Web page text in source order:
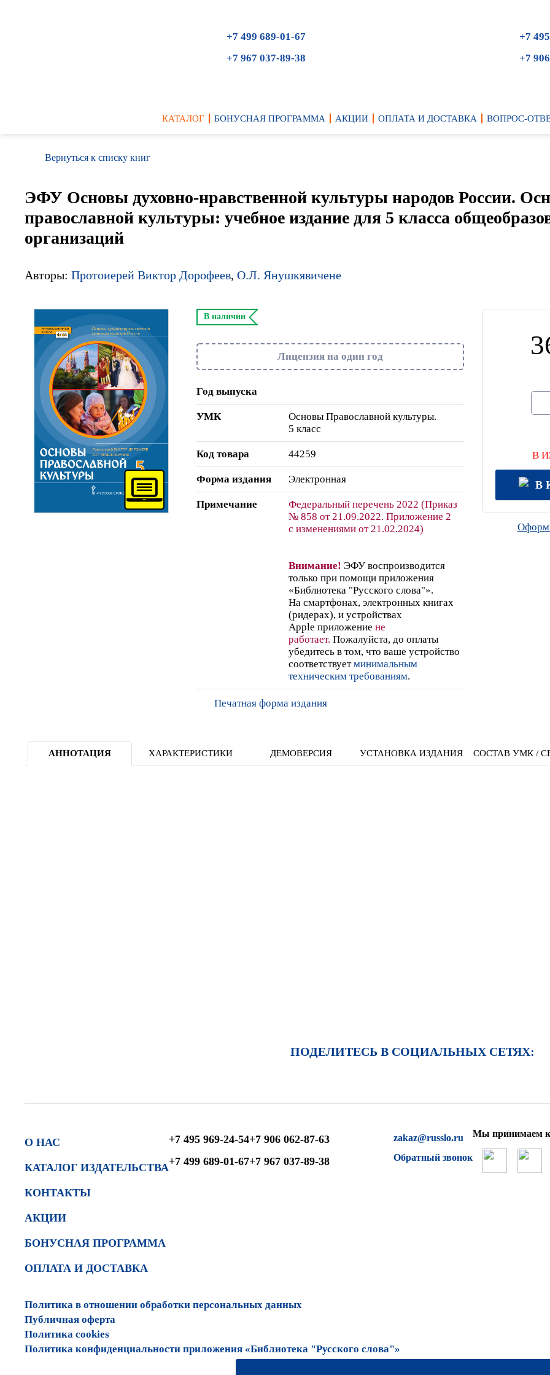
+7 499 689-01-67
+7 967 037-89-38
+7
+7
КАТАЛОГ БОНУСНАЯ ПРОГРАММА АКЦИИ ОПЛАТА И ДОСТАВКА ВОПРОС-
Вернуться к списку книг
ЭФУ Основы духовно-нравственной культуры народов России.
православной культуры: учебное издание для 5 класса
организаций
Авторы: Протоиерей Виктор Дорофеев, О.Л. Янушкявичене
В наличии
Лицензия на один год
Год выпуска
УМК
Основы Православной культуры.
5 класс
Код товара 44259
Форма издания Электронная
Примечание
Федеральный перечень 2022 (Приказ
№ 858 от 21.09.2022. Приложение 2
с изменениями от 21.02.2024)
Внимание! ЭФУ воспроизводится
только при помощи приложения
«Библиотека "Русского слова"».
На смартфонах, электронных книгах
(ридерах), и устройствах
Apple приложение не
работает. Пожалуйста, до оплаты
убедитесь в том, что ваше устройство
соответствуетминимальным
техническим требованиям.
Печатная форма издания
В
В
АННОТАЦИЯ ХАРАКТЕРИСТИКИ ДЕМОВЕРСИЯ УСТАНОВКА ИЗДАНИЯ СОСТАВ УМК /
ПОДЕЛИТЕСЬ В СОЦИАЛЬНЫХ СЕТЯХ:
О НАС
КАТАЛОГ ИЗДАТЕЛЬСТВА
КОНТАКТЫ
АКЦИИ
БОНУСНАЯ ПРОГРАММА
ОПЛАТА И ДОСТАВКА
+7 495 969-24-54
+7 499 689-01-67
+7 906 062-87-63
+7 967 037-89-38
zakaz@russlo.ru
Обратный звонок
Мы принимаем к
Политика в отношении обработки персональных данных
Публичная оферта
Политика cookies
Политика конфиденциальности приложения «Библиотека "Русского слова"»